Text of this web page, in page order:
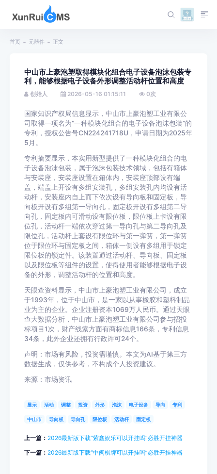
首页 元器件 正文
中山市上豪泡塑取得模块化组合电子设备泡沫包装专
利，能够根据电子设备外形调整活动杆位置和高度
创始人 2026-05-16 01:15:11 0次
国家知识产权局信息显示，中山市上豪泡塑工业有限公
司取得一项名为“一种模块化组合的电子设备泡沫包装”的
专利，授权公告号CN224241718U，申请日期为2025年
5月。
专利摘要显示，本实用新型提供了一种模块化组合的电
子设备泡沫包装，属于泡沫包装技术领域，包括有箱体
与安装座，安装座设置在箱体内，安装座顶部设有端
盖，端盖上开设有多组安装孔，多组安装孔内均设有活
动杆，安装座内自上而下依次设有导向板和固定板，导
向板开设有多组第一导向孔，固定板开设有多组第二导
向孔，固定板内可滑动设有限位板，限位板上卡设有限
位孔，活动杆一端依次穿过第一导向孔与第二导向孔及
限位孔，活动杆上套设有限位环与第一弹簧，第一弹簧
位于限位环与固定板之间，箱体一侧设有多组用于锁定
限位板的锁定件。该装置通过活动杆、导向板、固定板
以及限位板等组件的设置，使得使用者能够根据电子设
备的外形，调整活动杆的位置和高度。
天眼查资料显示，中山市上豪泡塑工业有限公司，成立
于1993年，位于中山市，是一家以从事橡胶和塑料制品
业为主的企业。企业注册资本1069万人民币。通过天眼
查大数据分析，中山市上豪泡塑工业有限公司参与招投
标项目1次，财产线索方面有商标信息166条，专利信息
34条，此外企业还拥有行政许可24个。
声明：市场有风险，投资需谨慎。本文为AI基于第三方
数据生成，仅供参考，不构成个人投资建议。
来源：市场资讯
显示 活动 调整 投资 外形 泡沫 电子设备 导向 专利
中山市 导向板 导向孔 限位板 活动杆 固定板
上一篇： 2026最新版下载“紫鑫娱乐可以开挂吗”必胜开挂神器
下一篇： 2026最新版下载“中闽棋牌可以开挂吗”必胜开挂神器